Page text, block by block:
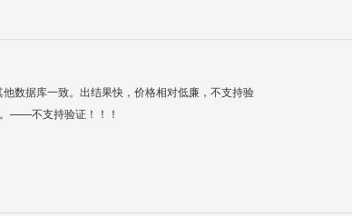
数据库一致。出结果快，价格相对低廉，不支持验
——不支持验证！！！